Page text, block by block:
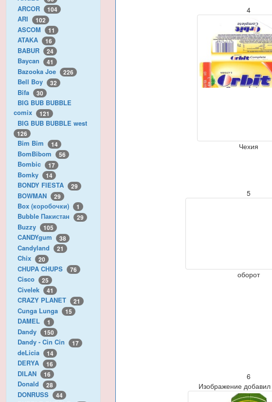
ARCOR 104
ARI 102
ASCOM 11
ATAKA 16
BABUR 24
Baycan 41
Bazooka Joe 226
Bell Boy 32
Bifa 30
BIG BUB BUBBLE
comix
121
BIG BUB BUBBLE west
126
Bim Bim 14
BomBibom 56
Bombic 17
Bomky 14
BONDY FIESTA 29
BOWMAN 29
Box (коробочки) 1
Bubble Пакистан 29
Buzzy 105
CANDYgum 38
Candyland 21
Chix 20
CHUPA CHUPS 76
Cisco 25
Civelek 41
CRAZY PLANET 21
Cunga Lunga 15
DAMEL 1
Dandy 150
Dandy - Cin Cin 17
deLicia 14
DERYA 16
DILAN 16
Donald 28
DONRUSS 44
4
Чехия
5
оборот
6
Изображение добавил